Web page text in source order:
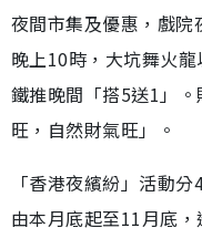
夜間市集及優惠，戲
晚上10時，大坑舞火
鐵推晚間「搭5送1」
旺，自然財氣旺」。
「香港夜繽紛」活動
由本月底起至11月底